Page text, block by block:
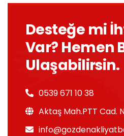
Desteğe mi
Var? Hemen
Ulaşabilirsin.
0539 671 10 38
Aktaş Mah.PTT Cad.